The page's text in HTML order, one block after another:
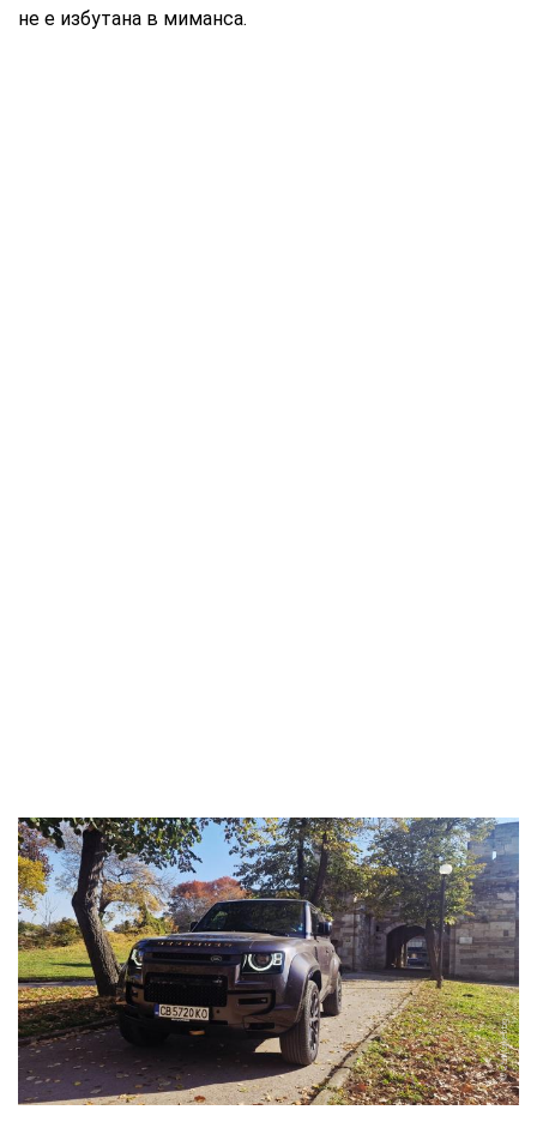
не е избутана в миманса.
CarMarket.bg